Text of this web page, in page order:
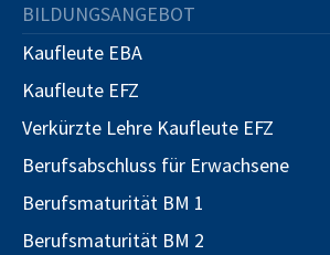
BILDUNGSANGEBOT
Kaufleute EBA
Kaufleute EFZ
Verkürzte Lehre Kaufleute EFZ
Berufsabschluss für Erwachsene
Berufsmaturität BM 1
Berufsmaturität BM 2